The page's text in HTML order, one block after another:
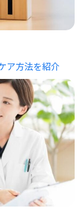
ア方法を紹介